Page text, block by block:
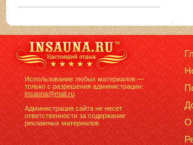
Использование любых материалов —
только с разрешения администрации:
insauna@mail.ru
Администрация сайта не несет
ответственности за содержание
рекламных материалов.
О